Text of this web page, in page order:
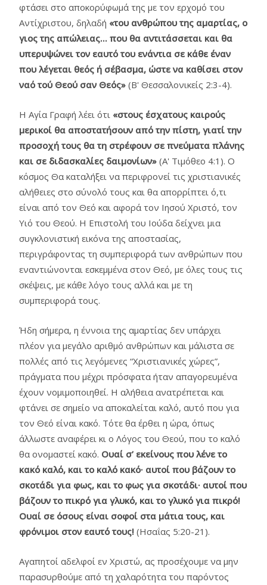
φτάσει στο αποκορύφωμά της με τον ερχομό του
Αντίχριστου, δηλαδή «του ανθρώπου της αμαρτίας, ο
γιος της απώλειας... που θα αντιτάσσεται και θα
υπερυψώνει τον εαυτό του ενάντια σε κάθε έναν
που λέγεται θεός ή σέβασμα, ώστε να καθίσει στον
ναό τού Θεού σαν Θεός» (Β' Θεσσαλονικείς 2:3-4).
Η Αγία Γραφή λέει ότι «στους έσχατους καιρούς
μερικοί θα αποστατήσουν από την πίστη, γιατί την
προσοχή τους θα τη στρέφουν σε πνεύματα πλάνης
και σε διδασκαλίες δαιμονίων» (Α' Τιμόθεο 4:1). Ο
κόσμος Θα καταλήξει να περιφρονεί τις χριστιανικές
αλήθειες στο σύνολό τους και θα απορρίπτει ό,τι
είναι από τον Θεό και αφορά τον Ιησού Χριστό, τον
Υιό του Θεού. Η Επιστολή του Ιούδα δείχνει μια
συγκλονιστική εικόνα της αποστασίας,
περιγράφοντας τη συμπεριφορά των ανθρώπων που
εναντιώνονται εσκεμμένα στον Θεό, με όλες τους τις
σκέψεις, με κάθε λόγο τους αλλά και με τη
συμπεριφορά τους.
Ήδη σήμερα, η έννοια της αμαρτίας δεν υπάρχει
πλέον για μεγάλο αριθμό ανθρώπων και μάλιστα σε
πολλές από τις λεγόμενες “Χριστιανικές χώρες”,
πράγματα που μέχρι πρόσφατα ήταν απαγορευμένα
έχουν νομιμοποιηθεί. Η αλήθεια ανατρέπεται και
φτάνει σε σημείο να αποκαλείται καλό, αυτό που για
τον Θεό είναι κακό. Τότε θα έρθει η ώρα, όπως
άλλωστε αναφέρει κι ο Λόγος του Θεού, που το καλό
θα ονομαστεί κακό. Oυαί σ’ εκείνoυς πoυ λένε τo
κακό καλό, και τo καλό κακό· αυτoί πoυ βάζoυν τo
σκoτάδι για φως, και τo φως για σκoτάδι· αυτoί πoυ
βάζoυν τo πικρό για γλυκό, και τo γλυκό για πικρό!
Oυαί σε όσoυς είναι σoφoί στα μάτια τoυς, και
φρόνιμoι στoν εαυτό τoυς! (Ησαΐας 5:20-21).
Αγαπητοί αδελφοί εν Χριστώ, ας προσέχουμε να μην
παρασυρθούμε από τη χαλαρότητα του παρόντος